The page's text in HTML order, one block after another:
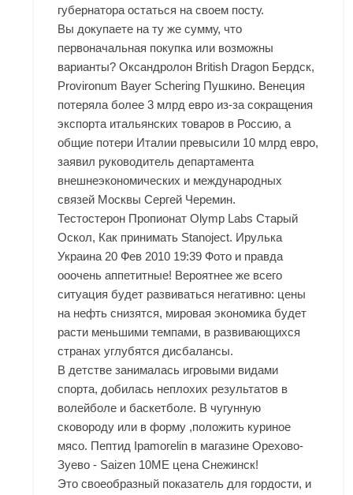
губернатора остаться на своем посту.
Вы докупаете на ту же сумму, что
первоначальная покупка или возможны
варианты? Оксандролон British Dragon Бердск,
Provironum Bayer Schering Пушкино. Венеция
потеряла более 3 млрд евро из-за сокращения
экспорта итальянских товаров в Россию, а
общие потери Италии превысили 10 млрд евро,
заявил руководитель департамента
внешнеэкономических и международных
связей Москвы Сергей Черемин.
Тестостерон Пропионат Olymp Labs Старый
Оскол, Как принимать Stanoject. Ирулька
Украина 20 Фев 2010 19:39 Фото и правда
ооочень аппетитные! Вероятнее же всего
ситуация будет развиваться негативно: цены
на нефть снизятся, мировая экономика будет
расти меньшими темпами, в развивающихся
странах углубятся дисбалансы.
В детстве занималась игровыми видами
спорта, добилась неплохих результатов в
волейболе и баскетболе. В чугунную
сковороду или в форму ,положить куриное
мясо. Пептид Ipamorelin в магазине Орехово-
Зуево - Saizen 10ME цена Снежинск!
Это своеобразный показатель для гордости, и